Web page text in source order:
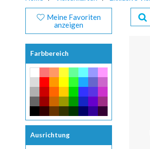
Meine Favoriten
anzeigen
Farbbereich
Ausrichtung